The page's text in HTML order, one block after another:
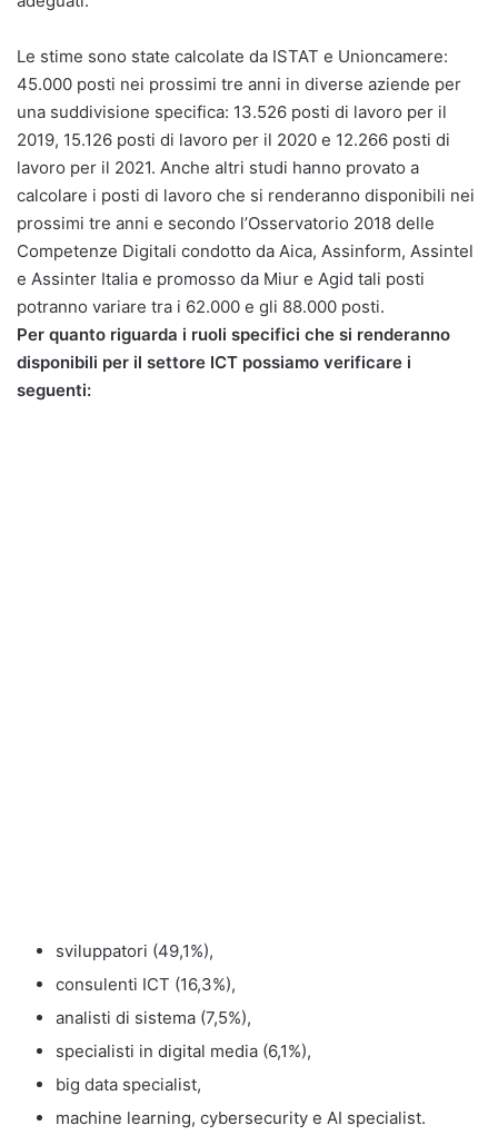
Le stime sono state calcolate da ISTAT e Unioncamere:
45.000 posti nei prossimi tre anni in diverse aziende per
una suddivisione specifica: 13.526 posti di lavoro per il
2019, 15.126 posti di lavoro per il 2020 e 12.266 posti di
lavoro per il 2021. Anche altri studi hanno provato a
calcolare i posti di lavoro che si renderanno disponibili nei
prossimi tre anni e secondo l’Osservatorio 2018 delle
Competenze Digitali condotto da Aica, Assinform, Assintel
e Assinter Italia e promosso da Miur e Agid tali posti
potranno variare tra i 62.000 e gli 88.000 posti.
Per quanto riguarda i ruoli specifici che si renderanno
disponibili per il settore ICT possiamo verificare i
seguenti:
sviluppatori (49,1%),
consulenti ICT (16,3%),
analisti di sistema (7,5%),
specialisti in digital media (6,1%),
big data specialist,
machine learning, cybersecurity e AI specialist.